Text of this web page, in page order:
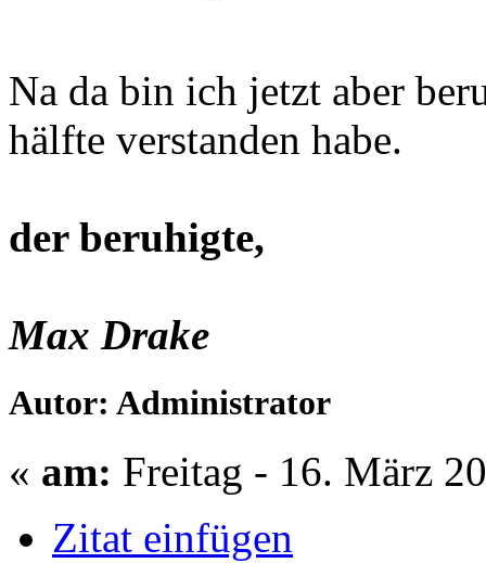
Na da bin ich jetzt aber
hälfte verstanden habe.
der beruhigte,
Max Drake
Autor: Administrator
« am: Freitag - 16. März
Zitat einfügen